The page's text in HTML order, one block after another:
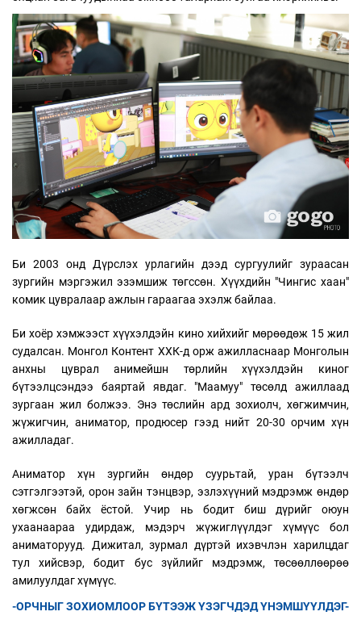
Би 2003 онд Дүрслэх урлагийн дээд сургуулийг зураасан
зургийн мэргэжил эзэмшиж төгссөн. Хүүхдийн "Чингис хаан"
комик цувралаар ажлын гараагаа эхэлж байлаа.
Би хоёр хэмжээст хүүхэлдэйн кино хийхийг мөрөөдөж 15 жил
судалсан. Монгол Контент ХХК-д орж ажилласнаар Монголын
анхны цуврал анимейшн төрлийн хүүхэлдэйн киног
бүтээлцсэндээ баяртай явдаг. "Маамуу" төсөлд ажиллаад
зургаан жил болжээ. Энэ төслийн ард зохиолч, хөгжимчин,
жүжигчин, аниматор, продюсер гээд нийт 20-30 орчим хүн
ажилладаг.
Аниматор хүн зургийн өндөр суурьтай, уран бүтээлч
сэтгэлгээтэй, орон зайн тэнцвэр, эзлэхүүний мэдрэмж өндөр
хөгжсөн байх ёстой. Учир нь бодит биш дүрийг оюун
ухаанаараа удирдаж, мэдэрч жүжиглүүлдэг хүмүүс бол
аниматорууд. Дижитал, зурмал дүртэй ихэвчлэн харилцдаг
тул хийсвэр, бодит бус зүйлийг мэдрэмж, төсөөллөөрөө
амилуулдаг хүмүүс.
-ОРЧНЫГ ЗОХИОМЛООР БҮТЭЭЖ ҮЗЭГЧДЭД ҮНЭМШҮҮЛДЭГ-